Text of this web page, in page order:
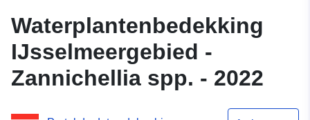
Waterplantenbedekking
IJsselmeergebied -
Zannichellia spp. - 2022